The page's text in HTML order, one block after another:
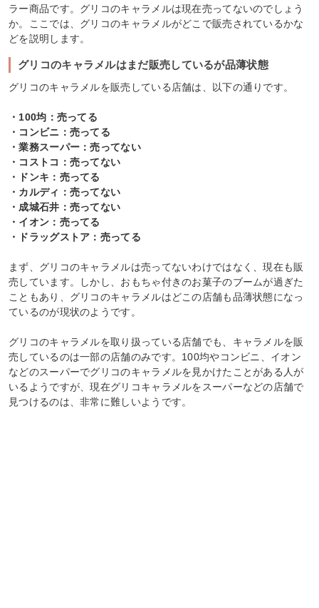
ラー商品です。グリコのキャラメルは現在売ってないのでしょう
か。ここでは、グリコのキャラメルがどこで販売されているかな
どを説明します。
グリコのキャラメルはまだ販売しているが品薄状態
グリコのキャラメルを販売している店舗は、以下の通りです。
・100均：売ってる
・コンビニ：売ってる
・業務スーパー：売ってない
・コストコ：売ってない
・ドンキ：売ってる
・カルディ：売ってない
・成城石井：売ってない
・イオン：売ってる
・ドラッグストア：売ってる
まず、グリコのキャラメルは売ってないわけではなく、現在も販
売しています。しかし、おもちゃ付きのお菓子のブームが過ぎた
こともあり、グリコのキャラメルはどこの店舗も品薄状態になっ
ているのが現状のようです。
グリコのキャラメルを取り扱っている店舗でも、キャラメルを販
売しているのは一部の店舗のみです。100均やコンビニ、イオン
などのスーパーでグリコのキャラメルを見かけたことがある人が
いるようですが、現在グリコキャラメルをスーパーなどの店舗で
見つけるのは、非常に難しいようです。